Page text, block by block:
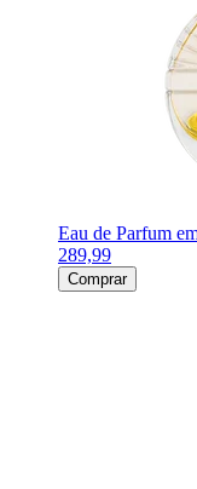
Eau de Parfum
289,99
Comprar